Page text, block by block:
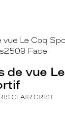
de vue Le
CLAIR CRIST